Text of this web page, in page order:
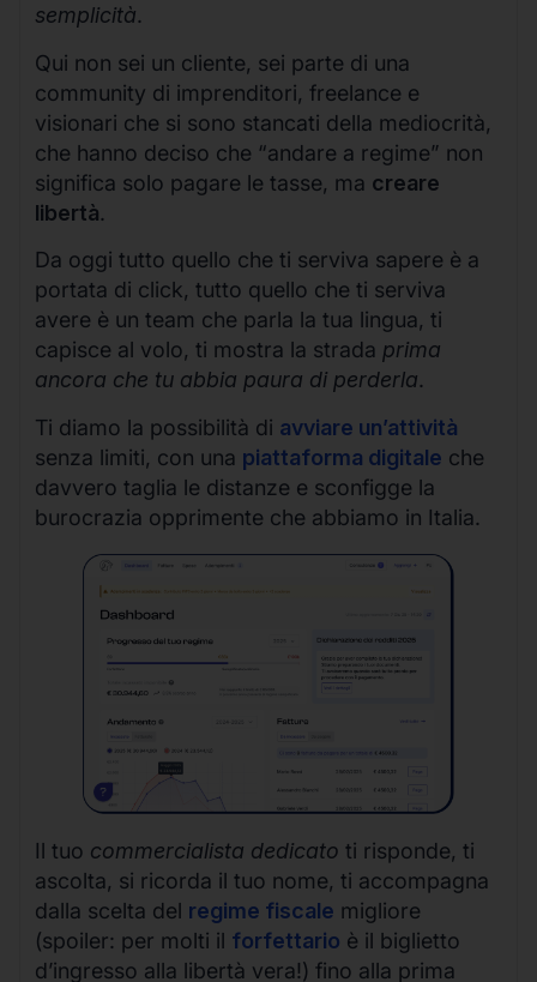
semplicità.
Qui non sei un cliente, sei parte di una
community di imprenditori, freelance e
visionari che si sono stancati della mediocrità,
che hanno deciso che “andare a regime” non
significa solo pagare le tasse, ma creare
libertà.
Da oggi tutto quello che ti serviva sapere è a
portata di click, tutto quello che ti serviva
avere è un team che parla la tua lingua, ti
capisce al volo, ti mostra la strada prima
ancora che tu abbia paura di perderla.
Ti diamo la possibilità di avviare un’attività
senza limiti, con una piattaforma digitale che
davvero taglia le distanze e sconfigge la
burocrazia opprimente che abbiamo in Italia.
Il tuo commercialista dedicato ti risponde, ti
ascolta, si ricorda il tuo nome, ti accompagna
dalla scelta del regime fiscale migliore
(spoiler: per molti il forfettario è il biglietto
d’ingresso alla libertà vera!) fino alla prima